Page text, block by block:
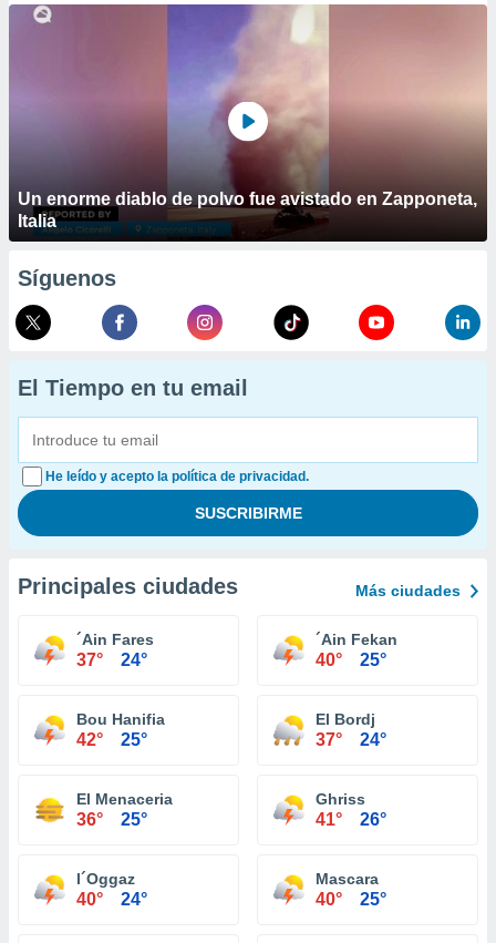
Un enorme diablo de polvo fue avistado en Zapponeta,
Italia
Síguenos
El Tiempo en tu email
He leído y acepto la política de privacidad.
Principales ciudades Más ciudades
´Ain Fares
37° 24°
´Ain Fekan
40° 25°
Bou Hanifia
42° 25°
El Bordj
37° 24°
El Menaceria
36° 25°
Ghriss
41° 26°
l´Oggaz
40° 24°
Mascara
40° 25°